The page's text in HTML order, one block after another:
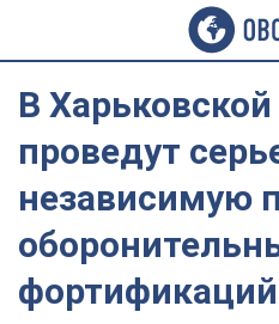
В
проведут
независимую